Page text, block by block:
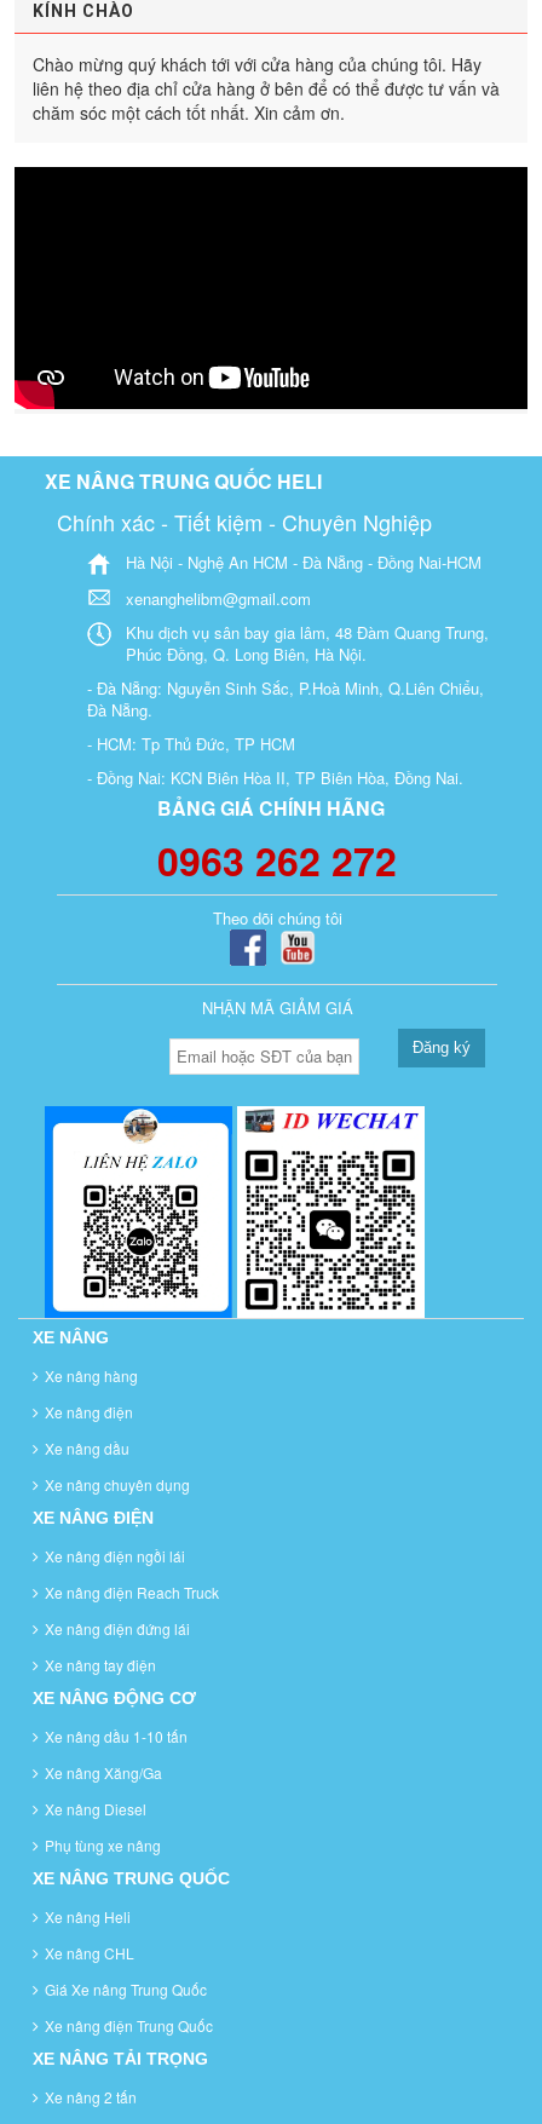
KÍNH CHÀO
Chào mừng quý khách tới với cửa hàng của chúng tôi. Hãy
liên hệ theo địa chỉ cửa hàng ở bên để có thể được tư vấn và
chăm sóc một cách tốt nhất. Xin cảm ơn.
XE NÂNG TRUNG QUỐC HELI
Chính xác - Tiết kiệm - Chuyên Nghiệp
Hà Nội - Nghệ An HCM - Đà Nẵng - Đồng Nai-HCM
xenanghelibm@gmail.com
Khu dịch vụ sân bay gia lâm, 48 Đàm Quang Trung,
Phúc Đồng, Q. Long Biên, Hà Nội.
- Đà Nẵng: Nguyễn Sinh Sắc, P.Hoà Minh, Q.Liên Chiểu,
Đà Nẵng.
- HCM: Tp Thủ Đức, TP HCM
- Đồng Nai: KCN Biên Hòa II, TP Biên Hòa, Đồng Nai.
BẢNG GIÁ CHÍNH HÃNG
0963 262 272
Theo dõi chúng tôi
NHẬN MÃ GIẢM GIÁ
Đăng ký
XE NÂNG
Xe nâng hàng
Xe nâng điện
Xe nâng dầu
Xe nâng chuyên dụng
XE NÂNG ĐIỆN
Xe nâng điện ngồi lái
Xe nâng điện Reach Truck
Xe nâng điện đứng lái
Xe nâng tay điện
XE NÂNG ĐỘNG CƠ
Xe nâng dầu 1-10 tấn
Xe nâng Xăng/Ga
Xe nâng Diesel
Phụ tùng xe nâng
XE NÂNG TRUNG QUỐC
Xe nâng Heli
Xe nâng CHL
Giá Xe nâng Trung Quốc
Xe nâng điện Trung Quốc
XE NÂNG TẢI TRỌNG
Xe nâng 2 tấn